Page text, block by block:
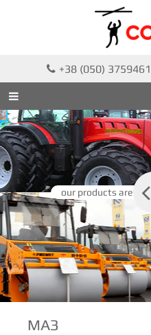
 +38 (050) 3759461

our products are 
МАЗ